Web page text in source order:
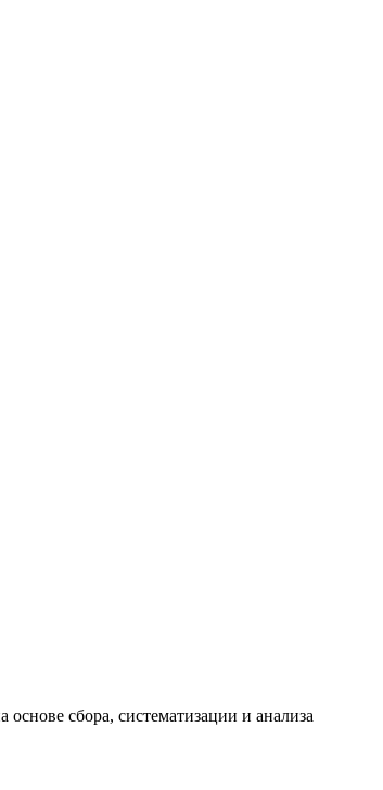
сбора, систематизации и анализа